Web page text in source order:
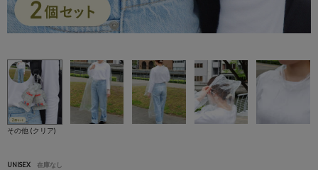
その他 (クリア)
UNISEX 在庫なし